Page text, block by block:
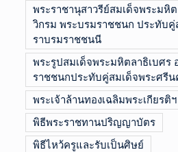
พระราชานุสาวรีย์สมเด็จพระมหิ
วิกรม พระบรมราชชนก ประทับ
ราบรมราชชนนี
พระรูปสมเด็จพระมหิตลาธิเบศร
ราชชนกประทับคู่สมเด็จพระศรี
พระเจ้าล้านทองเฉลิมพระเกียรติฯ
พิธีพระราชทานปริญญาบัตร
พิธีไหว้ครูและรับเป็นศิษย์